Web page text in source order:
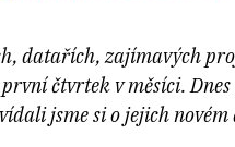
datařích, zajímavých
čtvrtek v měsíci.
jsme si o jejich